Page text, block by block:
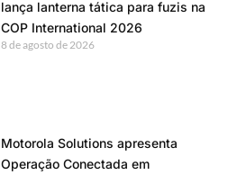
lança lanterna tática para fuzis na
COP International 2026
8 de agosto de 2026
Motorola Solutions apresenta
Operação Conectada em